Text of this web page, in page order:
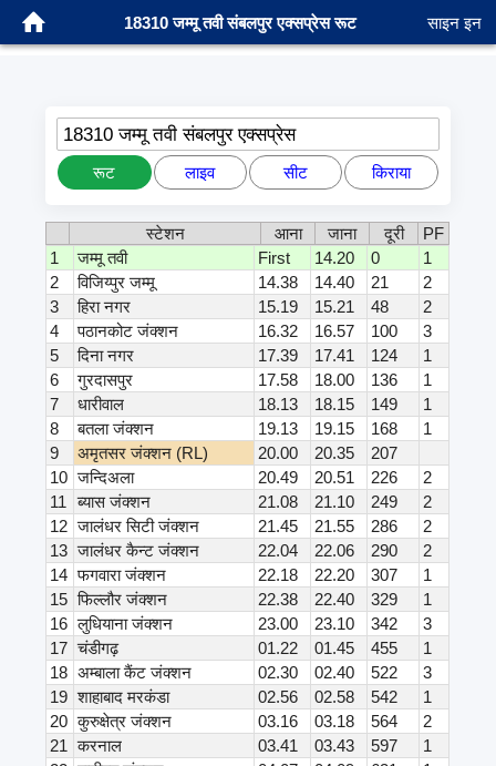
18310 जम्मू तवी संबलपुर एक्सप्रेस रूट साइन इन
18310 जम्मू तवी संबलपुर एक्सप्रेस
रूट लाइव सीट किराया
स्टेशन आना जाना दूरी
PF
1
जम्मू तवी First 14.20 0
1
2
विजिय्पुर जम्मू 14.38 14.40 21
2
3
हिरा नगर 15.19 15.21 48
2
4
पठानकोट जंक्शन 16.32 16.57 100
3
5
दिना नगर 17.39 17.41 124
1
6
गुरदासपुर 17.58 18.00 136
1
7
धारीवाल 18.13 18.15 149
1
8
बतला जंक्शन 19.13 19.15 168
1
9
अमृतसर जंक्शन (RL) 20.00 20.35
207
10 जन्दिअला 20.49 20.51 226
2
11
ब्यास जंक्शन 21.08 21.10 249
2
12 जालंधर सिटी जंक्शन 21.45 21.55 286
2
13 जालंधर कैन्ट जंक्शन 22.04 22.06 290
2
14 फगवारा जंक्शन 22.18 22.20 307
1
15 फिल्लौर जंक्शन 22.38 22.40 329
1
16 लुधियाना जंक्शन 23.00 23.10 342
3
17 चंडीगढ़ 01.22 01.45 455
1
18 अम्बाला कैंट जंक्शन 02.30 02.40 522
3
19 शाहाबाद मरकंडा 02.56 02.58 542
1
20 कुरुक्षेत्र जंक्शन 03.16 03.18 564
2
21
करनाल 03.41 03.43 597
1